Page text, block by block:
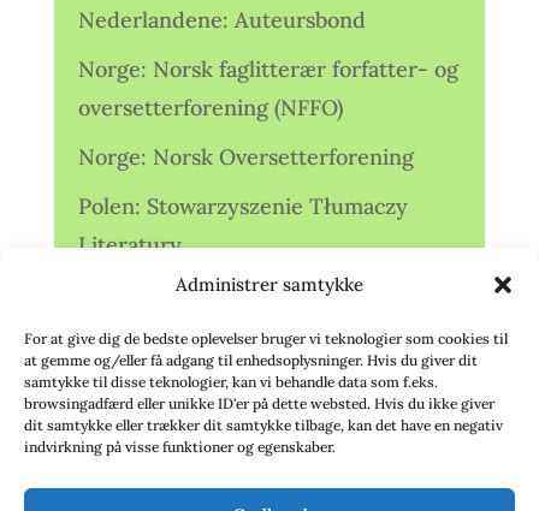
Administrer samtykke
For at give dig de bedste oplevelser bruger vi teknologier som cookies til
at gemme og/eller få adgang til enhedsoplysninger. Hvis du giver dit
samtykke til disse teknologier, kan vi behandle data som f.eks.
browsingadfærd eller unikke ID'er på dette websted. Hvis du ikke giver
dit samtykke eller trækker dit samtykke tilbage, kan det have en negativ
indvirkning på visse funktioner og egenskaber.
Nederlandene: Auteursbond
Norge: Norsk faglitterær forfatter- og
oversetterforening (NFFO)
Norge: Norsk Oversetterforening
Polen: Stowarzyszenie Tłumaczy
Literatury
Storbritannien: Translators
Association (TA)
Sverige: Översättarsektionen (Ö.)
Sverige: Översättarcentrum (ÖC)